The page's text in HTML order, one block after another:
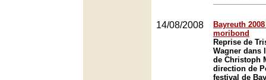
14/08/2008
Bayreuth
moribond
Reprise de
Wagner dans
de Christoph
direction de
festival de